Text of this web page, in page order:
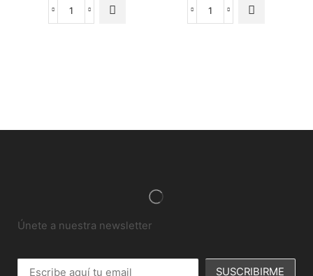
Únete a nuestra newsletter